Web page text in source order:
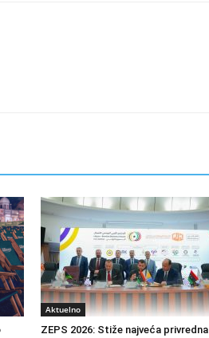
Aktuelno
ZEPS 2026: Stiže najveća privredna